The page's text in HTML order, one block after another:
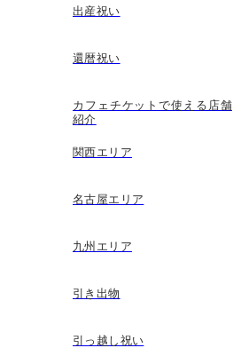
出産祝い
還暦祝い
カフェチケットで使える店舗
紹介
関西エリア
名古屋エリア
九州エリア
引き出物
引っ越し祝い